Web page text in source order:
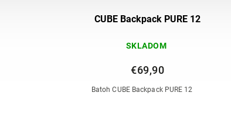
CUBE Backpack PURE 12
SKLADOM
€69,90
Batoh CUBE Backpack PURE 12